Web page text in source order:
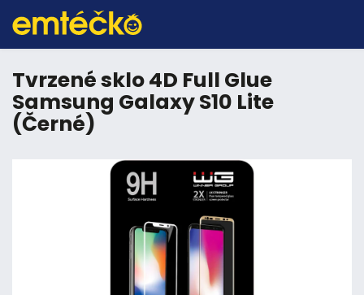
Tvrzené sklo 4D Full Glue
Samsung Galaxy S10 Lite
(Černé)